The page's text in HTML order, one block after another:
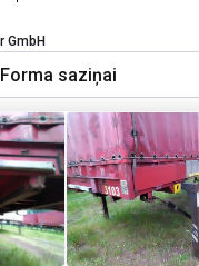
GmbH
Forma saziņai